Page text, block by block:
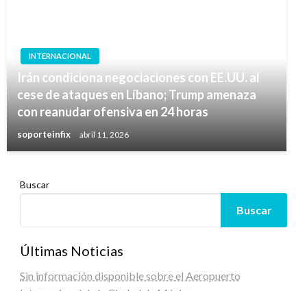
INTERNACIONAL
Irán condiciona negociaciones con EE.UU. al
cese de ataques en Líbano; Trump amenaza
con reanudar ofensiva en 24 horas
soporteinfix abril 11, 2026
Buscar
Buscar
Últimas Noticias
Sin información disponible sobre el Aeropuerto